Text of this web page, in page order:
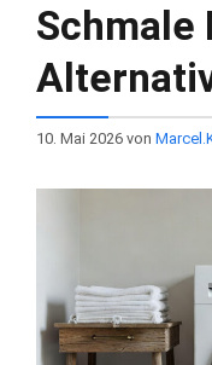
Schmale
10. Mai 2026 von